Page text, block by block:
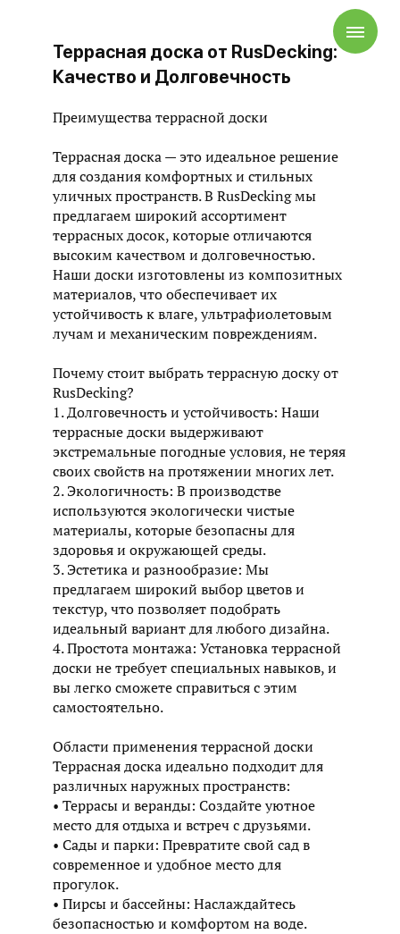
Террасная доска от RusDecking:
Качество и Долговечность
Преимущества террасной доски
Террасная доска — это идеальное решение
для создания комфортных и стильных
уличных пространств. В RusDecking мы
предлагаем широкий ассортимент
террасных досок, которые отличаются
высоким качеством и долговечностью.
Наши доски изготовлены из композитных
материалов, что обеспечивает их
устойчивость к влаге, ультрафиолетовым
лучам и механическим повреждениям.
Почему стоит выбрать террасную доску от
RusDecking?
1. Долговечность и устойчивость: Наши
террасные доски выдерживают
экстремальные погодные условия, не теряя
своих свойств на протяжении многих лет.
2. Экологичность: В производстве
используются экологически чистые
материалы, которые безопасны для
здоровья и окружающей среды.
3. Эстетика и разнообразие: Мы
предлагаем широкий выбор цветов и
текстур, что позволяет подобрать
идеальный вариант для любого дизайна.
4. Простота монтажа: Установка террасной
доски не требует специальных навыков, и
вы легко сможете справиться с этим
самостоятельно.
Области применения террасной доски
Террасная доска идеально подходит для
различных наружных пространств:
• Террасы и веранды: Создайте уютное
место для отдыха и встреч с друзьями.
• Сады и парки: Превратите свой сад в
современное и удобное место для
прогулок.
• Пирсы и бассейны: Наслаждайтесь
безопасностью и комфортом на воде.